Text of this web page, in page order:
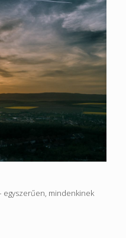
egyszerűen, mindenkinek